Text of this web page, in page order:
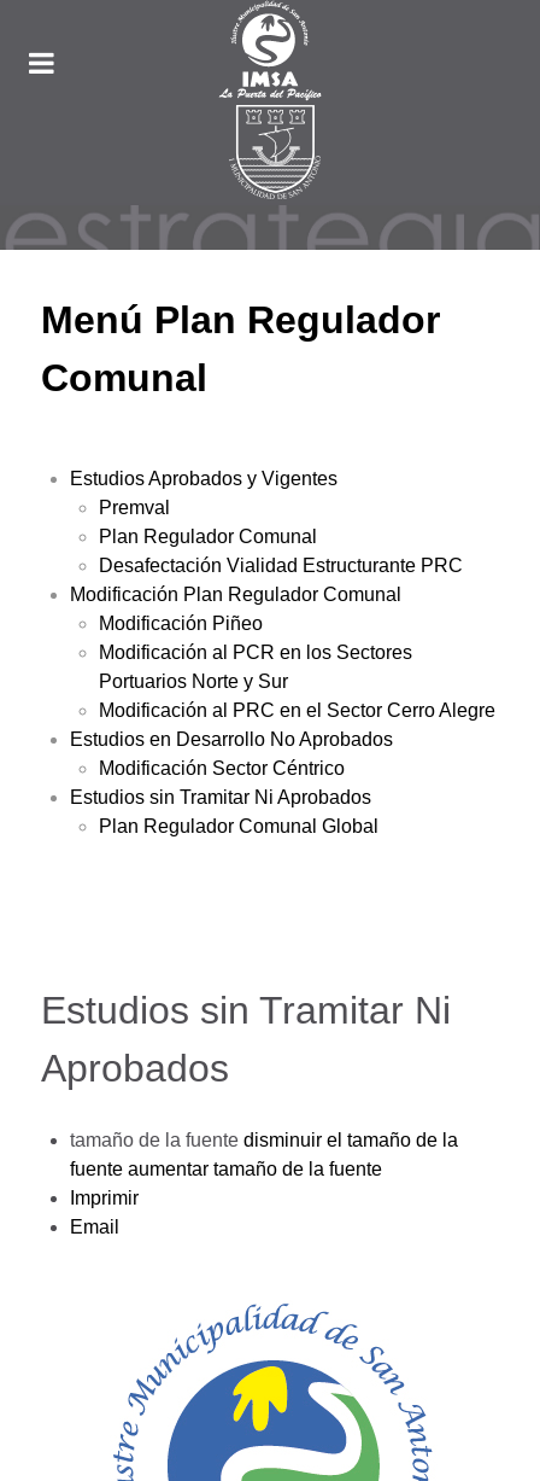
Menú Plan Regulador
Comunal
Estudios Aprobados y Vigentes
Premval
Plan Regulador Comunal
Desafectación Vialidad Estructurante PRC
Modificación Plan Regulador Comunal
Modificación Piñeo
Modificación al PCR en los Sectores
Portuarios Norte y Sur
Modificación al PRC en el Sector Cerro Alegre
Estudios en Desarrollo No Aprobados
Modificación Sector Céntrico
Estudios sin Tramitar Ni Aprobados
Plan Regulador Comunal Global
Estudios sin Tramitar Ni
Aprobados
tamaño de la fuente disminuir el tamaño de la
fuente aumentar tamaño de la fuente
Imprimir
Email